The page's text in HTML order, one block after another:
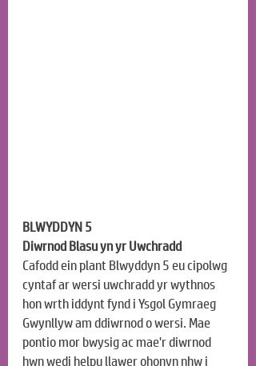
BLWYDDYN 5
Diwrnod Blasu yn yr Uwchradd
Cafodd ein plant Blwyddyn 5 eu cipolwg
cyntaf ar wersi uwchradd yr wythnos
hon wrth iddynt fynd i Ysgol Gymraeg
Gwynllyw am ddiwrnod o wersi. Mae
pontio mor bwysig ac mae'r diwrnod
hwn wedi helpu llawer ohonyn nhw i